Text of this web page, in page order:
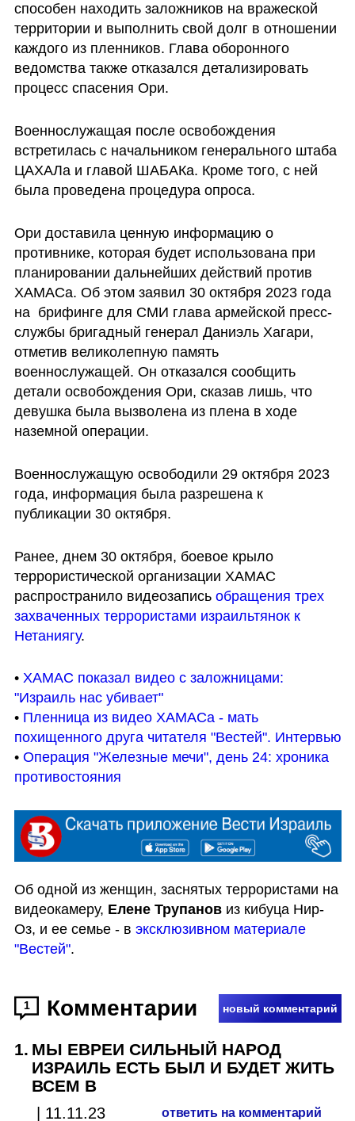
способен находить заложников на вражеской
территории и выполнить свой долг в отношении
каждого из пленников. Глава оборонного
ведомства также отказался детализировать
процесс спасения Ори.
Военнослужащая после освобождения
встретилась с начальником генерального штаба
ЦАХАЛа и главой ШАБАКа. Кроме того, с ней
была проведена процедура опроса.
Ори доставила ценную информацию о
противнике, которая будет использована при
планировании дальнейших действий против
ХАМАСа. Об этом заявил 30 октября 2023 года
на  брифинге для СМИ глава армейской пресс-
службы бригадный генерал Даниэль Хагари,
отметив великолепную память
военнослужащей. Он отказался сообщить
детали освобождения Ори, сказав лишь, что
девушка была вызволена из плена в ходе
наземной операции.
Военнослужащую освободили 29 октября 2023
года, информация была разрешена к
публикации 30 октября.
Ранее, днем 30 октября, боевое крыло
террористической организации ХАМАС
распространило видеозапись обращения трех
захваченных террористами израильтянок к
Нетаниягу.
• ХАМАС показал видео с заложницами:
"Израиль нас убивает"
• Пленница из видео ХАМАСа - мать
похищенного друга читателя "Вестей". Интервью
• Операция "Железные мечи", день 24: хроника
противостояния
Об одной из женщин, заснятых террористами на
видеокамеру, Елене Трупанов из кибуца Нир-
Оз, и ее семье - в эксклюзивном материале
"Вестей".
1 Комментарии новый комментарий
1. МЫ ЕВРЕИ СИЛЬНЫЙ НАРОД
ИЗРАИЛЬ ЕСТЬ БЫЛ И БУДЕТ ЖИТЬ
ВСЕМ В
| 11.11.23 ответить на комментарий